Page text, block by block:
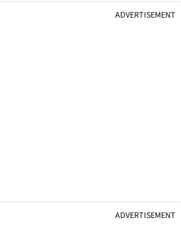
ADVERTISEMENT
ADVERTISEMENT